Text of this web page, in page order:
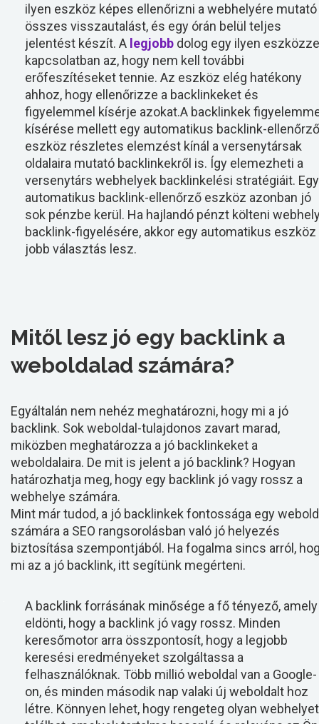
ilyen eszköz képes ellenőrizni a webhelyére mutató
összes visszautalást, és egy órán belül teljes
jelentést készít. A legjobb dolog egy ilyen
kapcsolatban az, hogy nem kell további
erőfeszítéseket tennie. Az eszköz elég hatékony
ahhoz, hogy ellenőrizze a backlinkeket és
figyelemmel kísérje azokat.A backlinkek
kísérése mellett egy automatikus backlink-ellenőrző
eszköz részletes elemzést kínál a versenytársak
oldalaira mutató backlinkekről is. Így elemezheti a
versenytárs webhelyek backlinkelési stratégiáit. Egy
automatikus backlink-ellenőrző eszköz azonban jó
sok pénzbe kerül. Ha hajlandó pénzt költeni
backlink-figyelésére, akkor egy automatikus eszköz
jobb választás lesz.
Mitől lesz jó egy backlink a
weboldalad számára?
Egyáltalán nem nehéz meghatározni, hogy mi a jó
backlink. Sok weboldal-tulajdonos zavart marad,
miközben meghatározza a jó backlinkeket a
weboldalaira. De mit is jelent a jó backlink? Hogyan
határozhatja meg, hogy egy backlink jó vagy rossz a
webhelye számára.
Mint már tudod, a jó backlinkek fontossága egy
számára a SEO rangsorolásban való jó helyezés
biztosítása szempontjából. Ha fogalma sincs arról,
mi az a jó backlink, itt segítünk megérteni.
A backlink forrásának minősége a fő tényező, amely
eldönti, hogy a backlink jó vagy rossz. Minden
keresőmotor arra összpontosít, hogy a legjobb
keresési eredményeket szolgáltassa a
felhasználóknak. Több millió weboldal van a Google-
on, és minden második nap valaki új weboldalt hoz
létre. Könnyen lehet, hogy rengeteg olyan webhelyet